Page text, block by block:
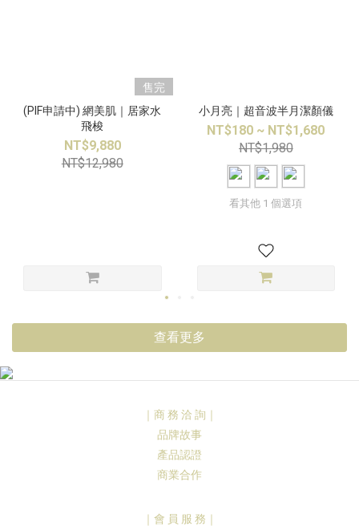
售完
(PIF申請中) 網美肌｜居家水
飛梭
NT$9,880
NT$12,980
小月亮｜超音波半月潔顏儀
NT$180 ~ NT$1,680
NT$1,980
看其他 1 個選項
查看更多
｜商 務 洽 詢｜
品牌故事
產品認證
商業合作
｜會 員 服 務｜